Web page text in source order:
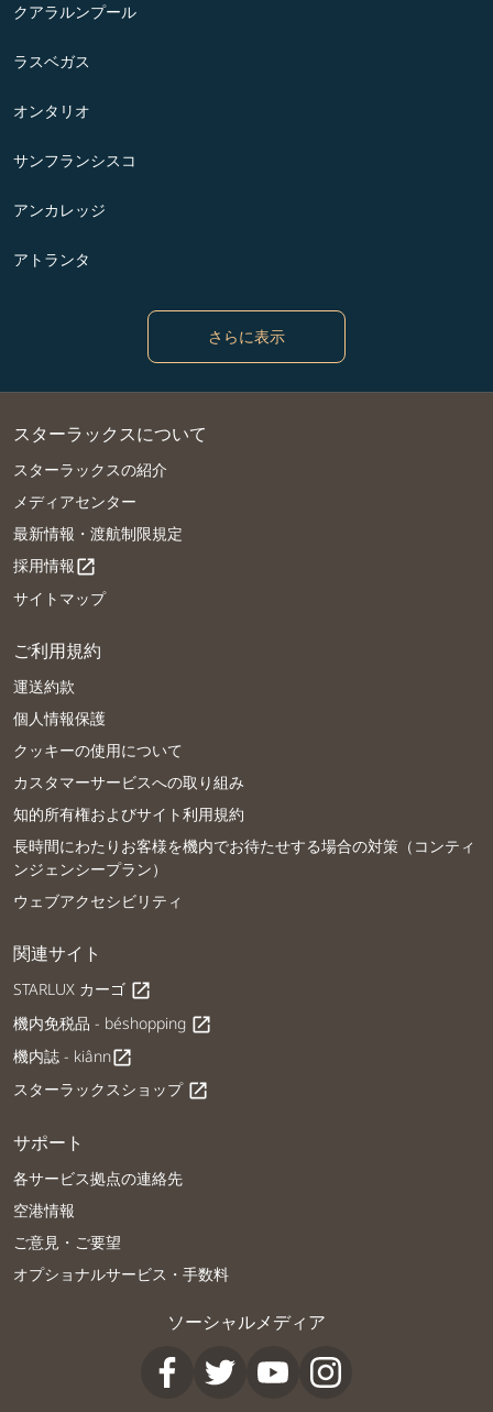
クアラルンプール
ラスベガス
オンタリオ
サンフランシスコ
アンカレッジ
アトランタ
さらに表示
スターラックスについて
スターラックスの紹介
メディアセンター
最新情報・渡航制限規定
採用情報open_in_new
サイトマップ
ご利用規約
運送約款
個人情報保護
クッキーの使用について
カスタマーサービスへの取り組み
知的所有権およびサイト利用規約
長時間にわたりお客様を機内でお待たせする場合の対策（コンティ
ンジェンシープラン）
ウェブアクセシビリティ
関連サイト
STARLUX カーゴ open_in_new
機内免税品 - béshopping open_in_new
機内誌 - kiânnopen_in_new
スターラックスショップ open_in_new
サポート
各サービス拠点の連絡先
空港情報
ご意見・ご要望
オプショナルサービス・手数料
ソーシャルメディア